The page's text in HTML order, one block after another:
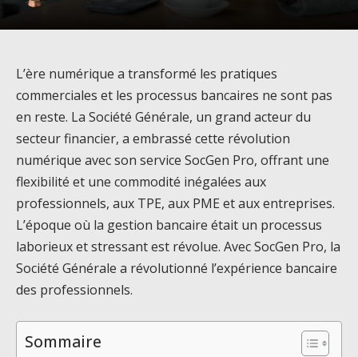
L’ère numérique a transformé les pratiques
commerciales et les processus bancaires ne sont pas
en reste. La Société Générale, un grand acteur du
secteur financier, a embrassé cette révolution
numérique avec son service SocGen Pro, offrant une
flexibilité et une commodité inégalées aux
professionnels, aux TPE, aux PME et aux entreprises.
L’époque où la gestion bancaire était un processus
laborieux et stressant est révolue. Avec SocGen Pro, la
Société Générale a révolutionné l’expérience bancaire
des professionnels.
Sommaire